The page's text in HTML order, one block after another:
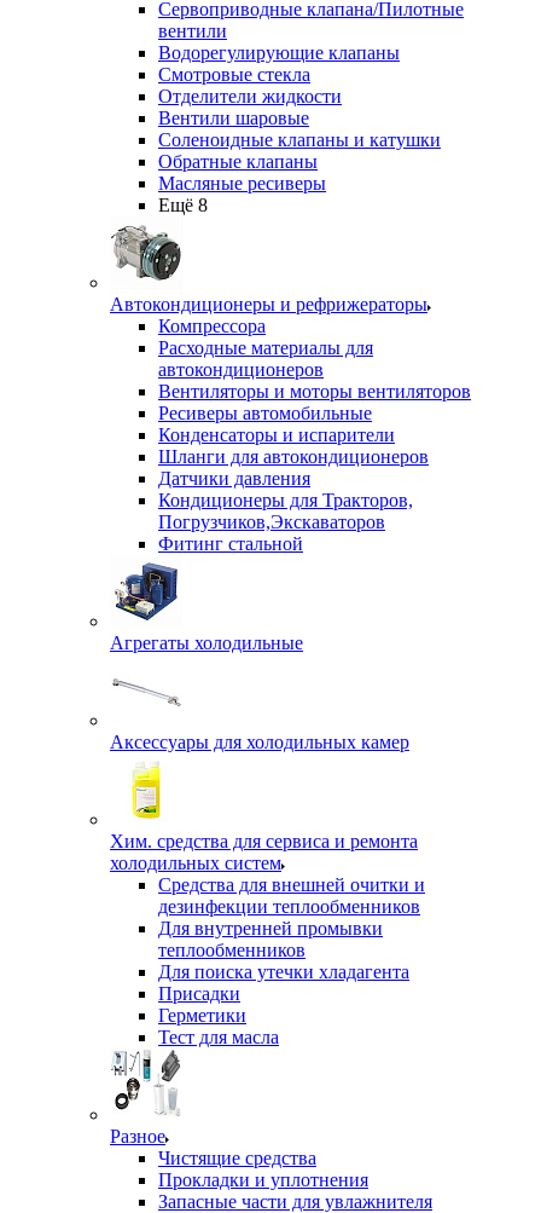
Сервоприводные клапана/Пилотные
вентили
Водорегулирующие клапаны
Смотровые стекла
Отделители жидкости
Вентили шаровые
Соленоидные клапаны и катушки
Обратные клапаны
Масляные ресиверы
Ещё 8
Автокондиционеры и рефрижераторы
Компрессора
Расходные материалы для
автокондиционеров
Вентиляторы и моторы вентиляторов
Ресиверы автомобильные
Конденсаторы и испарители
Шланги для автокондиционеров
Датчики давления
Кондиционеры для Тракторов,
Погрузчиков,Экскаваторов
Фитинг стальной
Агрегаты холодильные
Аксессуары для холодильных камер
Хим. средства для сервиса и ремонта
холодильных систем
Средства для внешней очитки и
дезинфекции теплообменников
Для внутренней промывки
теплообменников
Для поиска утечки хладагента
Присадки
Герметики
Тест для масла
Разное
Чистящие средства
Прокладки и уплотнения
Запасные части для увлажнителя